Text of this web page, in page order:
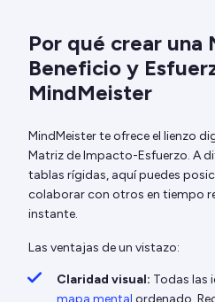
Por qué crear una
Beneficio y
MindMeister
MindMeister te ofrece el lienzo
Matriz de Impacto-Esfuerzo. A
tablas rígidas, aquí puedes
colaborar con otros en tiempo
instante.
Las ventajas de un vistazo:
Claridad visual: Todas las
mapa mental ordenado.